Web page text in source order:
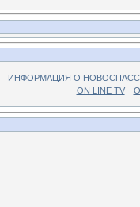
ИНФОРМАЦИЯ О
ON LINE TV